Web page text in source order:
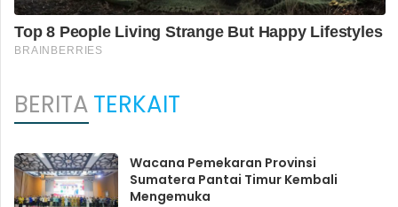
BERITATERKAIT
Wacana Pemekaran Provinsi
Sumatera Pantai Timur Kembali
Mengemuka